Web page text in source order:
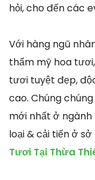
hỏi, cho đến các
Với hàng ngũ
thẩm mỹ hoa
tươi tuyệt đẹp,
cao. Chúng
mới nhất ở
loại & cải tiến ở
Tươi Tại Thừa